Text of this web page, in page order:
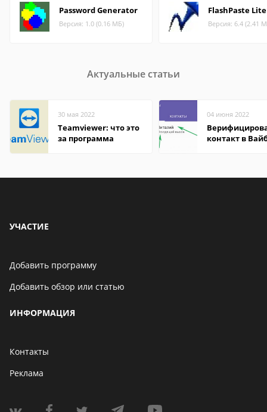
Password Generator
Версия: 1.0 (0.16 МБ)
FlashPaste Lite
Версия: 6.4 (2.41
Актуальные статьи
30 мая 2022
Teamviewer: что это
за программа
04 июня 2022
контакт в
УЧАСТИЕ
Добавить программу
Добавить обзор или статью
ИНФОРМАЦИЯ
Контакты
Реклама